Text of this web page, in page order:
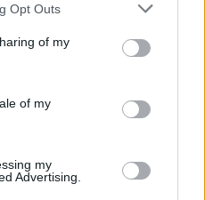
Opt Outs
of my
of my
my
Advertising.